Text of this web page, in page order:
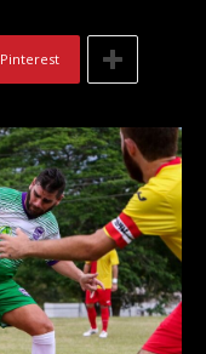
Pinterest